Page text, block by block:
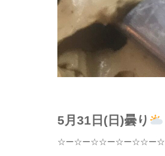
5月31日(日)曇り
☆ー☆ー☆☆ー☆ー☆☆ー☆